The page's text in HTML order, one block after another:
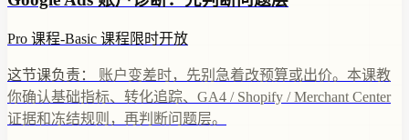
Pro 课程-Basic 课程 限时开放
这节课负责：
账户变差时，先别急着改预算或出价。本课教
你确认基础指标、转化追踪、GA4 / Shopify / Merchant Center
证据和冻结规则，再判断问题层。